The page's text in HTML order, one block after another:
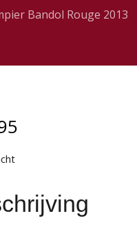
Bandol Rouge 2013